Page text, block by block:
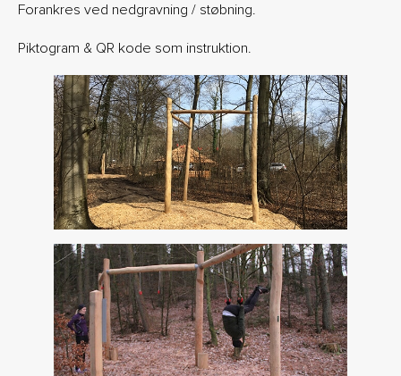
Forankres ved nedgravning / støbning.
Piktogram & QR kode som instruktion.